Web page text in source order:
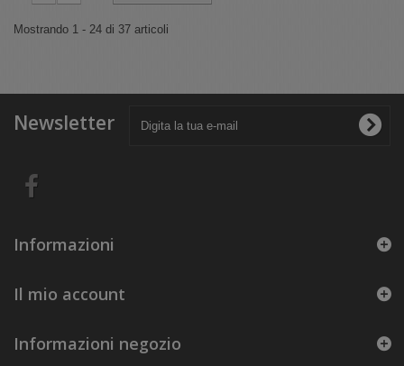
Mostrando 1 - 24 di 37 articoli
Newsletter
Informazioni
Il mio account
Informazioni negozio